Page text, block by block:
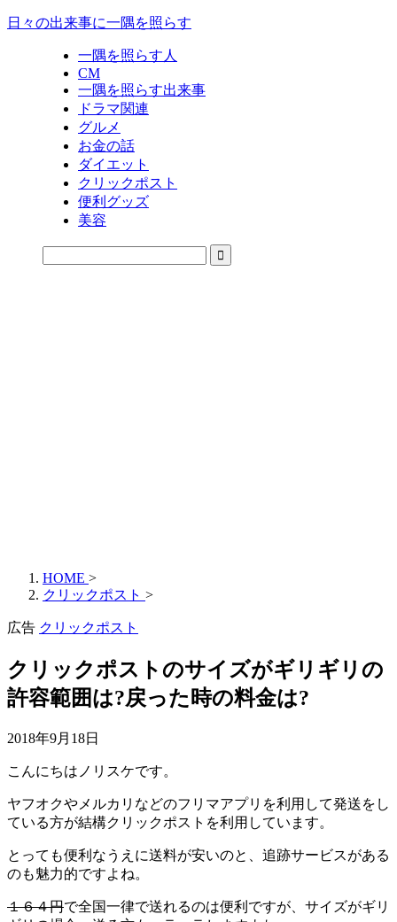
日々の出来事に一隅を照らす
一隅を照らす人
CM
一隅を照らす出来事
ドラマ関連
グルメ
お金の話
ダイエット
クリックポスト
便利グッズ
美容
HOME >
クリックポスト >
広告 クリックポスト
クリックポストのサイズがギリギリの
許容範囲は?戻った時の料金は?
2018年9月18日
こんにちはノリスケです。
ヤフオクやメルカリなどのフリマアプリを利用して発送をし
ている方が結構クリックポストを利用しています。
とっても便利なうえに送料が安いのと、追跡サービスがある
のも魅力的ですよね。
１６４円で全国一律で送れるのは便利ですが、サイズがギリ